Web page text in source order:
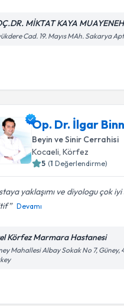
MİKTAT KAYA
Cad. 19. Mayıs MAh. Sakarya
Op. Dr. İlgar
Beyin ve Sinir Cerrahisi
Kocaeli , Körfez
5 (1 Değerlendirme)
yaklaşımı ve diyologu çok
Devamı
Körfez Marmara Hastanesi
Mahallesi Albay Sokak No 7,